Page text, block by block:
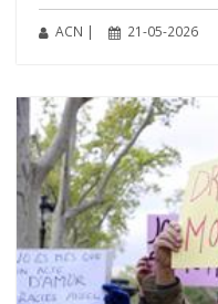
ACN | 21-05-2026